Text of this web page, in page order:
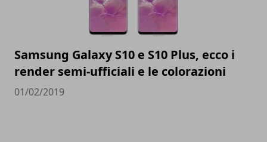
Samsung Galaxy S10 e S10 Plus, ecco i
render semi-ufficiali e le colorazioni
01/02/2019